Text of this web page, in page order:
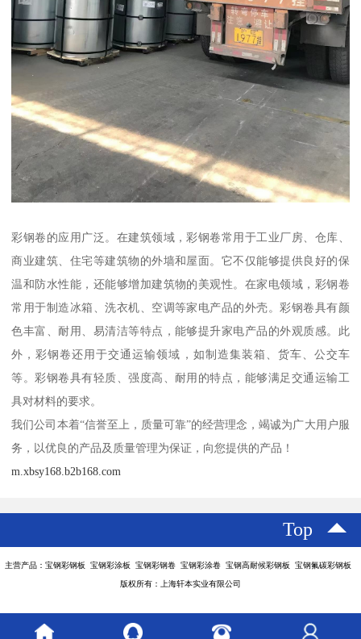
彩钢卷的应用广泛。在建筑领域，彩钢卷常用于工业厂房、仓库、
商业建筑、住宅等建筑物的外墙和屋面。它不仅能够提供良好的保
温和防水性能，还能够增加建筑物的美观性。在家电领域，彩钢卷
常用于制造冰箱、洗衣机、空调等家电产品的外壳。彩钢卷具有颜
色丰富、耐用、易清洁等特点，能够提升家电产品的外观质感。此
外，彩钢卷还用于交通运输领域，如制造集装箱、货车、公交车
等。彩钢卷具有轻质、强度高、耐用的特点，能够满足交通运输工
具对材料的要求。
我们公司本着“信誉至上，质量可靠”的经营理念，竭诚为广大用户服
务，以优良的产品及质量管理为保证，向您提供的产品！
m.xbsy168.b2b168.com
Top
主营产品：宝钢彩钢板 宝钢彩涂板 宝钢彩钢卷 宝钢彩涂卷 宝钢高耐候彩钢板 宝钢氟碳彩钢板
版权所有：上海轩本实业有限公司